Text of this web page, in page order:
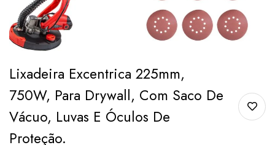
Lixadeira Excentrica 225mm,
750W, Para Drywall, Com Saco De
Vácuo, Luvas E Óculos De
Proteção.